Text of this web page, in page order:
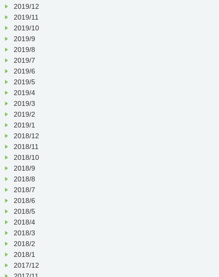
2019/12
2019/11
2019/10
2019/9
2019/8
2019/7
2019/6
2019/5
2019/4
2019/3
2019/2
2019/1
2018/12
2018/11
2018/10
2018/9
2018/8
2018/7
2018/6
2018/5
2018/4
2018/3
2018/2
2018/1
2017/12